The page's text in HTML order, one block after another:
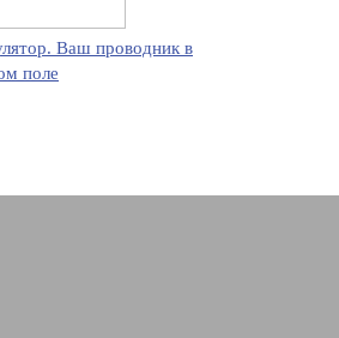
Ваш проводник в
поле